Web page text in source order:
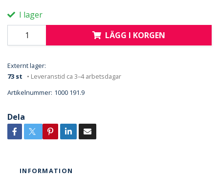
I lager
LÄGG I KORGEN
Externt lager:
73 st
• Leveranstid ca 3–4 arbetsdagar
Artikelnummer: 1000 191.9
Dela
INFORMATION